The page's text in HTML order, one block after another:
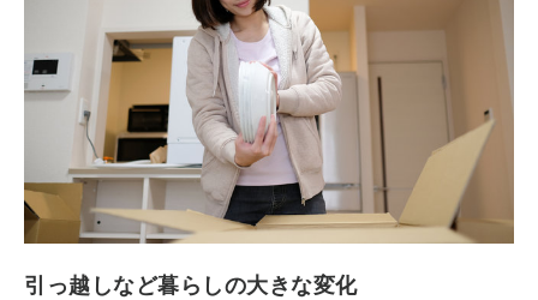
引っ越しなど暮らしの大きな変化